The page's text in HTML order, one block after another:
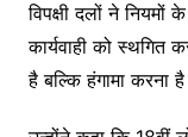
विपक्षी दलों ने
कार्यवाही को स्थगित
है बल्कि हंगामा करना